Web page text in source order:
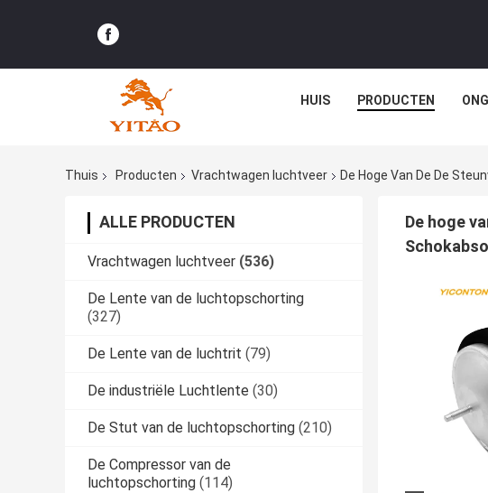
HUIS PRODUCTEN
Thuis Producten Vrachtwagen luchtveer De Hoge Van De De
ALLE PRODUCTEN
Vrachtwagen luchtveer (536)
De Lente van de luchtopschorting
(327)
De Lente van de luchtrit (79)
De industriële Luchtlente (30)
De Stut van de luchtopschorting (210)
De Compressor van de
luchtopschorting (114)
De hoge